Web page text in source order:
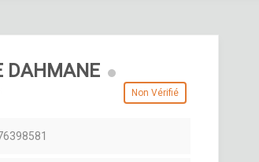
DAHMANE
Non Vérifié